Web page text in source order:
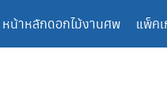
หน้าหลักดอกไม้งานศพ แพ็ค